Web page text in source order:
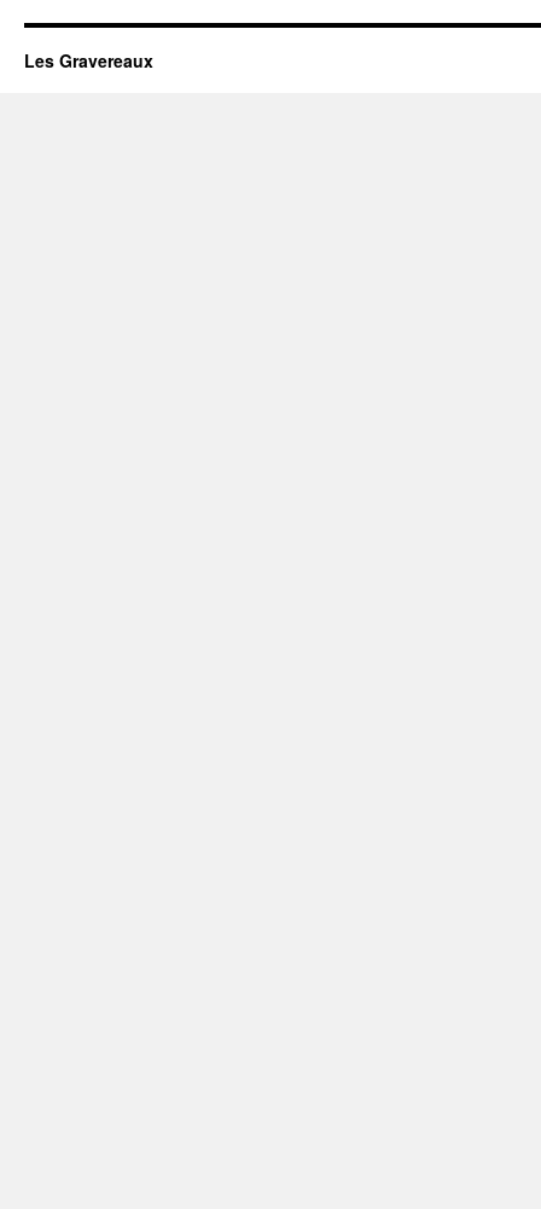
Les Gravereaux